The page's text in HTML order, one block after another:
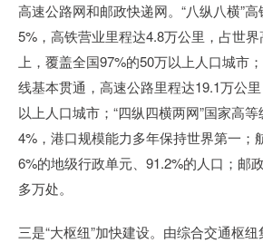
高速公路网和邮政快递网。“八纵八横”
5%，高铁营业里程达4.8万公里，占世
上，覆盖全国97%的50万以上人口城市
线基本贯通，高速公路里程达19.1万公
以上人口城市；“四纵四横两网”国家高
4%，港口规模能力多年保持世界第一；
6%的地级行政单元、91.2%的人口；邮
多万处。
三是“大枢纽”加快建设。由综合交通枢